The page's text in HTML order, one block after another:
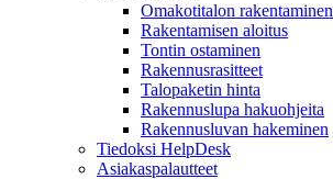
Omakotitalon rakentaminen
Rakentamisen aloitus
Tontin ostaminen
Rakennusrasitteet
Talopaketin hinta
Rakennuslupa hakuohjeita
Rakennusluvan hakeminen
Tiedoksi HelpDesk
Asiakaspalautteet